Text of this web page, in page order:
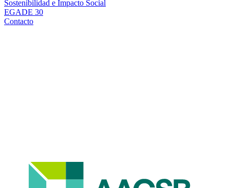
Sostenibilidad e Impacto Social
EGADE 30
Contacto